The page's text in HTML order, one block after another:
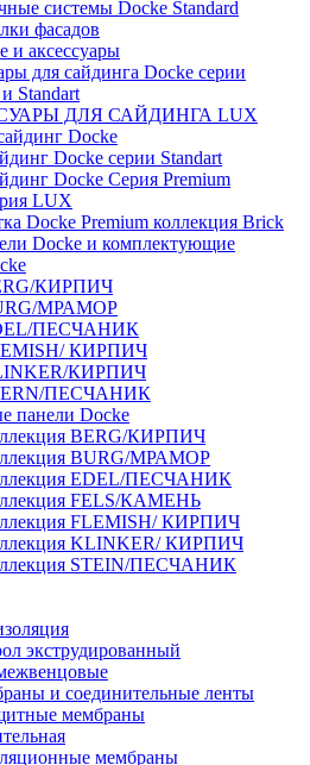
системы Docke Standard
фасадов
и аксессуары
для сайдинга Docke серии
Standart
ДЛЯ САЙДИНГА LUX
Docke
Docke серии Standart
Docke Серия Premium
LUX
Docke Premium коллекция Brick
Docke и комплектующие
КИРПИЧ
МРАМОР
ПЕСЧАНИК
КИРПИЧ
КИРПИЧ
ПЕСЧАНИК
панели Docke
BERG/КИРПИЧ
BURG/МРАМОР
EDEL/ПЕСЧАНИК
FELS/КАМЕНЬ
FLEMISH/ КИРПИЧ
KLINKER/ КИРПИЧ
STEIN/ПЕСЧАНИК
экструдированный
и соединительные ленты
мембраны
мембраны